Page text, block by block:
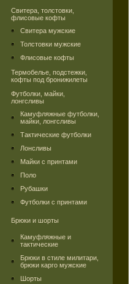
Свитера, толстовки,
флисовые кофты
Свитера мужские
Толстовки мужские
Флисовые кофты
Термобелье, подстежки,
кофты под бронижилеты
Футболки, майки,
лонгсливы
Камуфляжные футболки,
майки, лонгсливы
Тактические футболки
Лонсливы
Майки с принтами
Поло
Рубашки
Футболки с принтами
Брюки и шорты
Камуфляжные и
тактические
Брюки в стиле милитари,
брюки карго мужские
Шорты